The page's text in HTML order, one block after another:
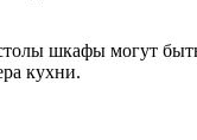
шкафы могут
кухни.